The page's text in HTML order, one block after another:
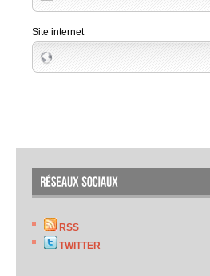
Site internet
RSS
TWITTER